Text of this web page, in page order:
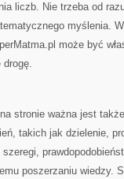
liczb. Nie trzeba od
myślenia.
może być
drogę.
stronie ważna jest
takich jak dzielenie,
poszerzaniu wiedzy.